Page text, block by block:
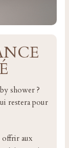
shower ?
restera pour
offrir aux